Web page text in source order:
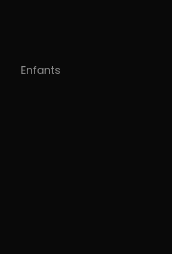
Enfants